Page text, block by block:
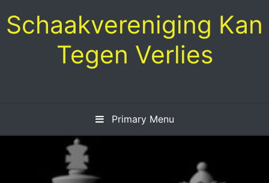
to
content
Schaakvereniging Kan
Tegen Verlies
Primary Menu